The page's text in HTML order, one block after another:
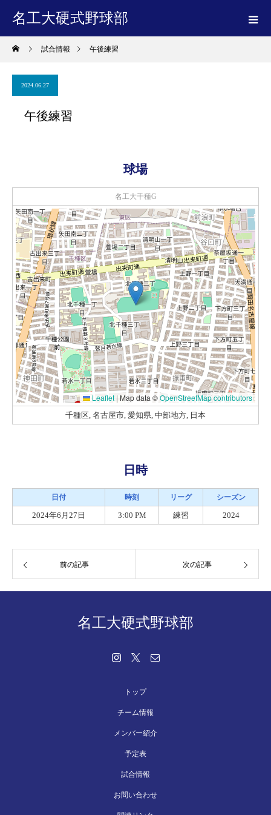
名工大硬式野球部
試合情報 午後練習
2024.06.27
午後練習
球場
名工大千種G
Leaflet | Map data ©OpenStreetMap contributors
千種区, 名古屋市, 愛知県, 中部地方, 日本
日時
日付 時刻 リーグ シーズン
2024年6月27日 3:00 PM 練習 2024
前の記事 次の記事
名工大硬式野球部
トップ
チーム情報
メンバー紹介
予定表
試合情報
お問い合わせ